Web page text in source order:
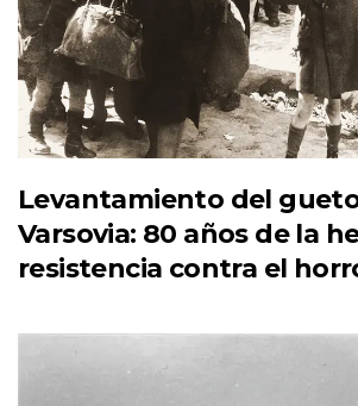
Levantamiento del
Varsovia: 80 años de la
resistencia contra el